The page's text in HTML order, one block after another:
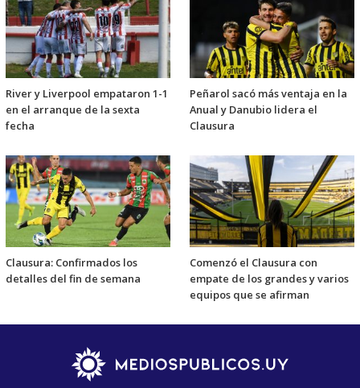
River y Liverpool empataron 1-1
en el arranque de la sexta
fecha
Peñarol sacó más ventaja en la
Anual y Danubio lidera el
Clausura
Clausura: Confirmados los
detalles del fin de semana
Comenzó el Clausura con
empate de los grandes y varios
equipos que se afirman